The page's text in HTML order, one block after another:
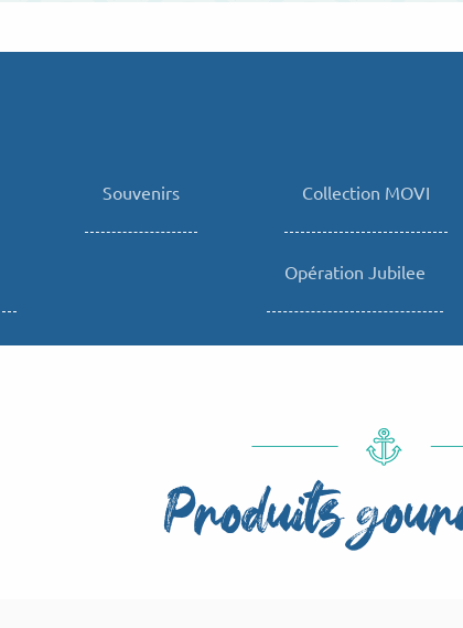
Souvenirs Collection MOVI
Opération Jubilee
Produits